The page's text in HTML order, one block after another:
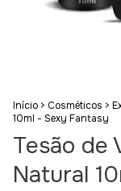
Início > Cosméticos >
10ml - Sexy Fantasy
Tesão de
Natural